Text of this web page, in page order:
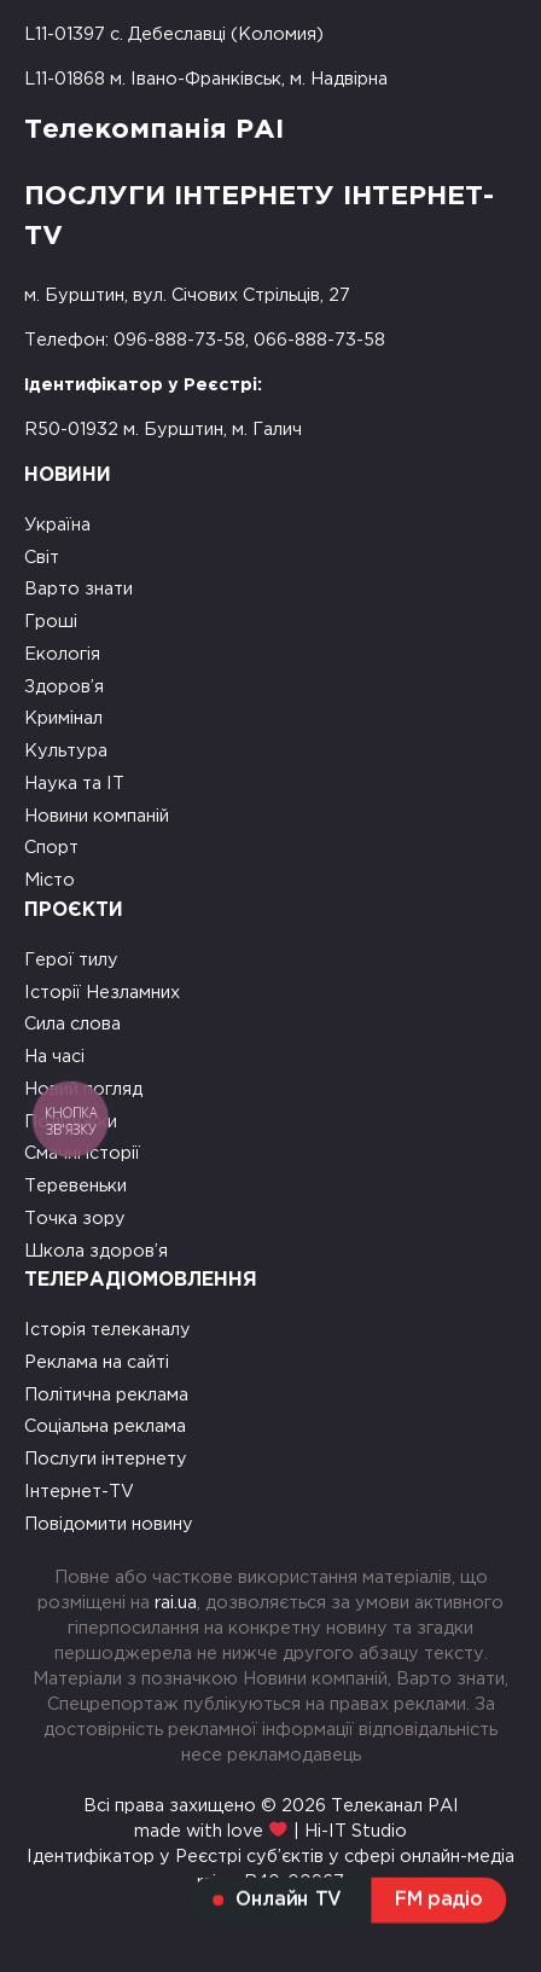
Онлайн TV FM радіо
L11-01397 с. Дебеславці (Коломия)
L11-01868 м. Івано-Франківськ, м. Надвірна
Телекомпанія РАІ
ПОСЛУГИ ІНТЕРНЕТУ ІНТЕРНЕТ-
TV
м. Бурштин, вул. Січових Стрільців, 27
Телефон: 096-888-73-58, 066-888-73-58
Ідентифікатор у Реєстрі:
R50-01932 м. Бурштин, м. Галич
НОВИНИ
Україна
Світ
Варто знати
Гроші
Екологія
Здоров’я
Кримінал
Культура
Наука та ІТ
Новини компаній
Спорт
Місто
ПРОЄКТИ
Герої тилу
Історії Незламних
Сила слова
На часі
Новий погляд
Подружки
Смачні історії
Теревеньки
Точка зору
Школа здоров’я
ТЕЛЕРАДІОМОВЛЕННЯ
Історія телеканалу
Реклама на сайті
Політична реклама
Соціальна реклама
Послуги інтернету
Інтернет-TV
Повідомити новину
Повне або часткове використання матеріалів, що
розміщені на rai.ua , дозволяється за умови активного
гіперпосилання на конкретну новину та згадки
першоджерела не нижче другого абзацу тексту.
Матеріали з позначкою Новини компаній, Варто знати,
Спецрепортаж публікуються на правах реклами. За
достовірність рекламної інформації відповідальність
несе рекламодавець
Всі права захищено © 2026 Телеканал РАІ
made with love
| Hi-IT Studio
Ідентифікатор у Реєстрі суб’єктів у сфері онлайн-медіа
rai.ua R40-00967
КНОПКА
ЗВ'ЯЗКУ